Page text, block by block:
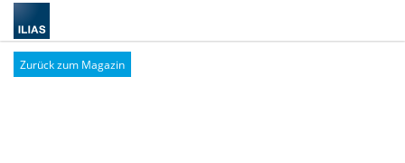
Zurück zum Magazin